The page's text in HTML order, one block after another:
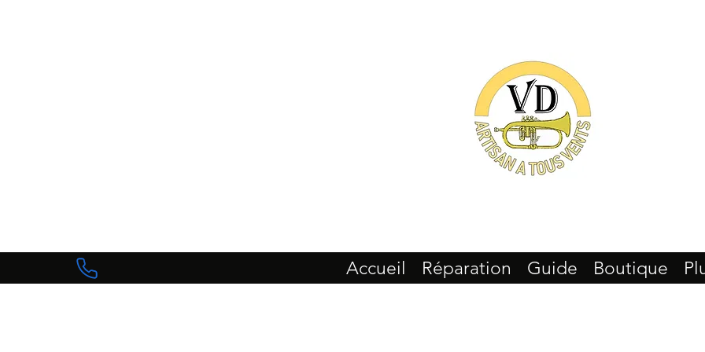
Accueil Réparation Guide Boutique